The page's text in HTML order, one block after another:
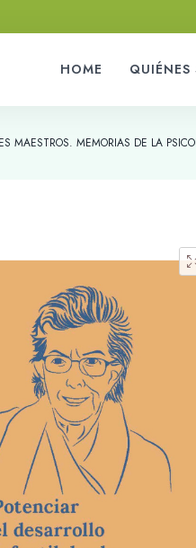
HOME QUIÉNES
MAESTROS. MEMORIAS DE LA